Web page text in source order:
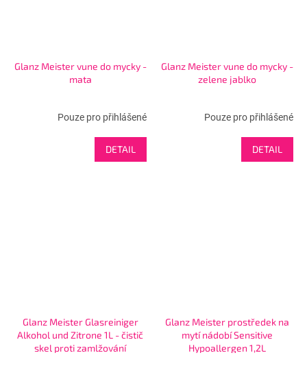
Glanz Meister vune do mycky -
mata
Pouze pro přihlášené
DETAIL
Glanz Meister vune do mycky -
zelene jablko
Pouze pro přihlášené
DETAIL
Glanz Meister Glasreiniger
Alkohol und Zitrone 1L - čistič
skel proti zamlžování
Glanz Meister prostředek na
mytí nádobí Sensitive
Hypoallergen 1,2L